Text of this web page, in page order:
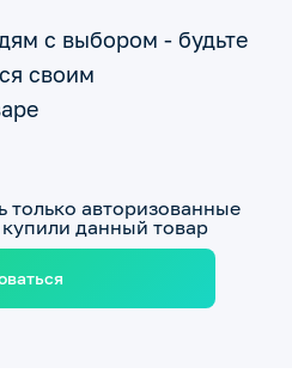
с выбором - будьте
своим
только авторизованные
данный товар